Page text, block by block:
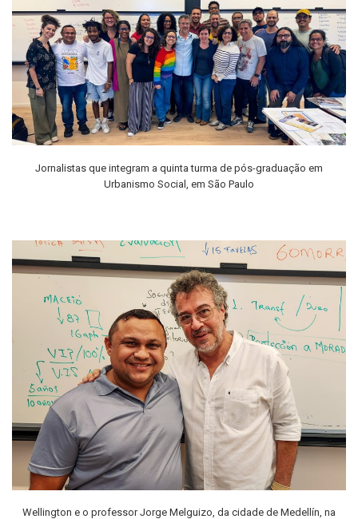
Jornalistas que integram a quinta turma de pós-graduação em
Urbanismo Social, em São Paulo
Wellington e o professor Jorge Melguizo, da cidade de Medellín, na